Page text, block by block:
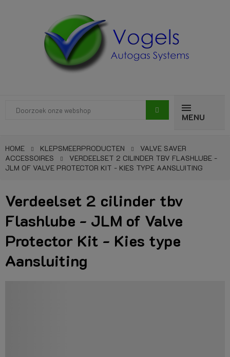
MENU
HOME KLEPSMEERPRODUCTEN
VALVE SAVER
ACCESSOIRES
VERDEELSET 2 CILINDER TBV FLASHLUBE -
JLM OF VALVE PROTECTOR KIT - KIES TYPE AANSLUITING
Verdeelset 2 cilinder tbv
Flashlube - JLM of Valve
Protector Kit - Kies type
Aansluiting